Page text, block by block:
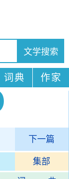
词典 作家
下一篇
集部